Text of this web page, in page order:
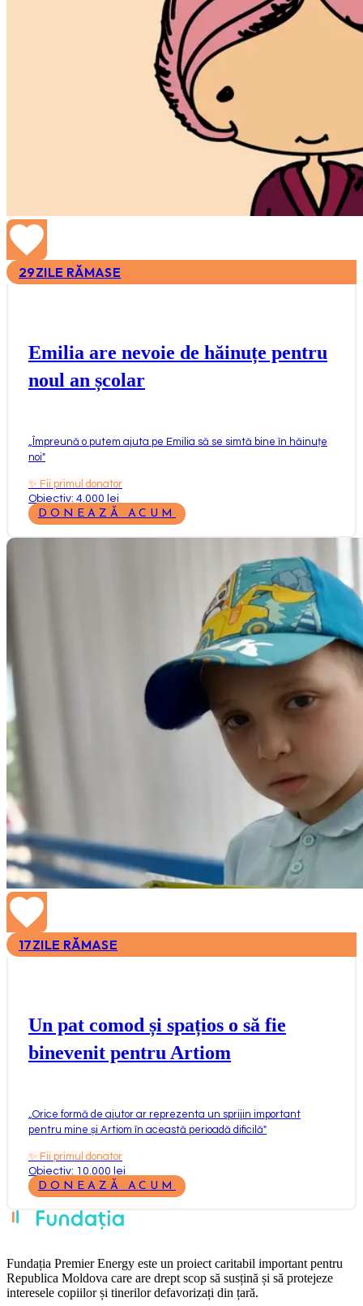
29ZILE RĂMASE
Emilia are nevoie de hăinuțe pentru
noul an școlar
Împreună o putem ajuta pe Emilia să se simtă bine în hăinuțe
noi"
✨ Fii primul donator
Obiectiv: 4.000 lei
DONEAZĂ ACUM
17ZILE RĂMASE
Un pat comod și spațios o să fie
binevenit pentru Artiom
Orice formă de ajutor ar reprezenta un sprijin important
pentru mine și Artiom în această perioadă dificilă"
✨ Fii primul donator
Obiectiv: 10.000 lei
DONEAZĂ ACUM
Fundația Premier Energy este un proiect caritabil important pentru
Republica Moldova care are drept scop să susțină și să protejeze
interesele copiilor și tinerilor defavorizați din țară.